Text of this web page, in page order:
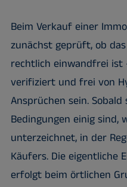
Beim Verkauf einer
zunächst geprüft, ob
rechtlich einwandfrei ist
verifiziert und frei von
Ansprüchen sein.
Bedingungen einig sind,
unterzeichnet, in der
Käufers. Die eigentliche
erfolgt beim örtlichen